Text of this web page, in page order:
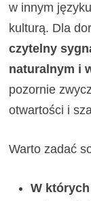
w innym
kulturą. Dla
czytelny
naturalnym i
pozornie
otwartości i
Warto zadać
W